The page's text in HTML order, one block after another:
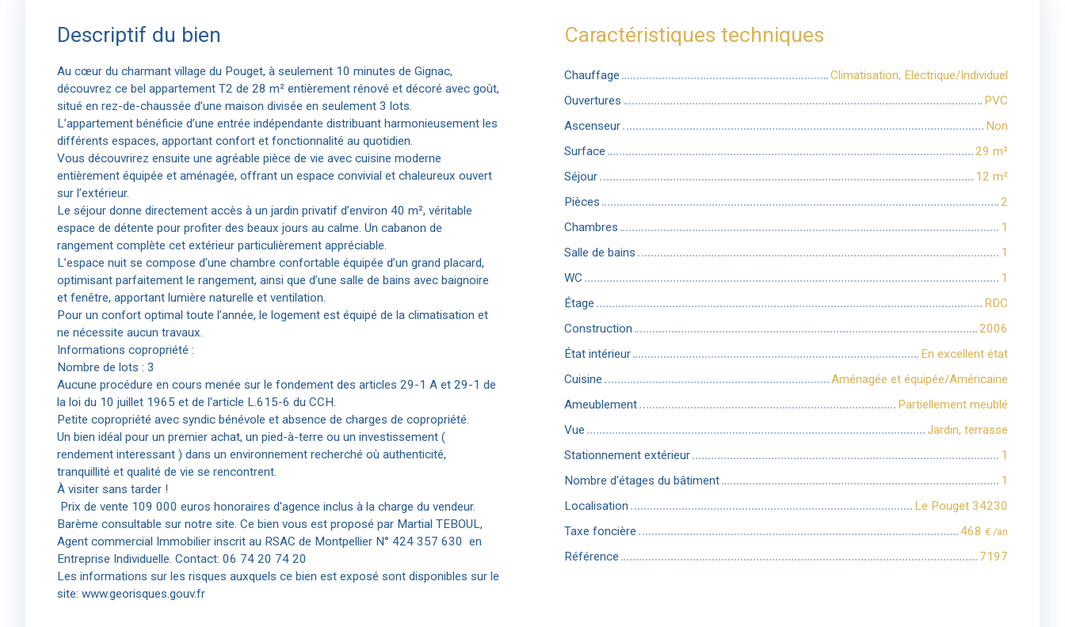
Descriptif du bien
Au cœur du charmant village du Pouget, à seulement 10 minutes de Gignac,
découvrez ce bel appartement T2 de 28 m² entièrement rénové et décoré avec goût,
situé en rez-de-chaussée d’une maison divisée en seulement 3 lots.
L’appartement bénéficie d’une entrée indépendante distribuant harmonieusement les
différents espaces, apportant confort et fonctionnalité au quotidien.
Vous découvrirez ensuite une agréable pièce de vie avec cuisine moderne
entièrement équipée et aménagée, offrant un espace convivial et chaleureux ouvert
sur l’extérieur.
Le séjour donne directement accès à un jardin privatif d’environ 40 m², véritable
espace de détente pour profiter des beaux jours au calme. Un cabanon de
rangement complète cet extérieur particulièrement appréciable.
L’espace nuit se compose d’une chambre confortable équipée d’un grand placard,
optimisant parfaitement le rangement, ainsi que d’une salle de bains avec baignoire
et fenêtre, apportant lumière naturelle et ventilation.
Pour un confort optimal toute l’année, le logement est équipé de la climatisation et
ne nécessite aucun travaux.
Informations copropriété :
Nombre de lots : 3
Aucune procédure en cours menée sur le fondement des articles 29-1 A et 29-1 de
la loi du 10 juillet 1965 et de l'article L.615-6 du CCH.
Petite copropriété avec syndic bénévole et absence de charges de copropriété.
Un bien idéal pour un premier achat, un pied-à-terre ou un investissement (
rendement interessant ) dans un environnement recherché où authenticité,
tranquillité et qualité de vie se rencontrent.
À visiter sans tarder !
Prix de vente 109 000 euros honoraires d'agence inclus à la charge du vendeur.
Barème consultable sur notre site. Ce bien vous est proposé par Martial TEBOUL,
Agent commercial Immobilier inscrit au RSAC de Montpellier N° 424 357 630 en
Entreprise Individuelle. Contact: 06 74 20 74 20
Les informations sur les risques auxquels ce bien est exposé sont disponibles sur le
site: www.georisques.gouv.fr
Caractéristiques techniques
Chauffage
Climatisation, Electrique/Individuel
Ouvertures
PVC
Ascenseur
Non
Surface
29 m²
Séjour
12 m²
Pièces
2
Chambres
1
Salle de bains
1
WC
1
Étage
RDC
Construction
2006
État intérieur
En excellent état
Cuisine
Aménagée et équipée/Américaine
Ameublement
Partiellement meublé
Vue
Jardin, terrasse
Stationnement extérieur
1
Nombre d'étages du bâtiment
1
Localisation
Le Pouget 34230
Taxe foncière
468 € /an
Référence 7197